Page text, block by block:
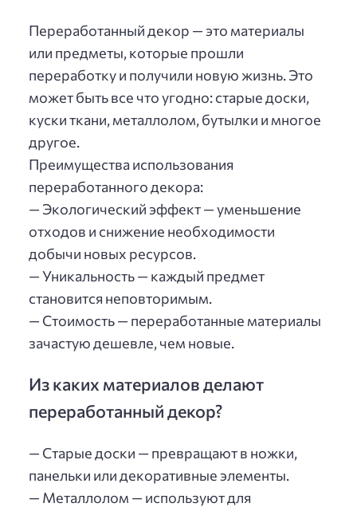
Переработанный декор — это материалы
или предметы, которые прошли
переработку и получили новую жизнь. Это
может быть все что угодно: старые доски,
куски ткани, металлолом, бутылки и многое
другое.
Преимущества использования
переработанного декора:
— Экологический эффект — уменьшение
отходов и снижение необходимости
добычи новых ресурсов.
— Уникальность — каждый предмет
становится неповторимым.
— Стоимость — переработанные материалы
зачастую дешевле, чем новые.
Из каких материалов делают
переработанный декор?
— Старые доски — превращают в ножки,
панельки или декоративные элементы.
— Металлолом — используют для